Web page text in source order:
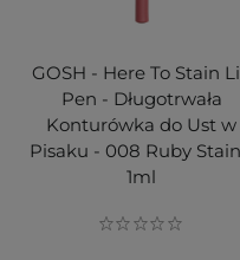
GOSH - Here To Stain
Pen - Długotrwała
Konturówka do Ust w
Pisaku - 008 Ruby
1ml